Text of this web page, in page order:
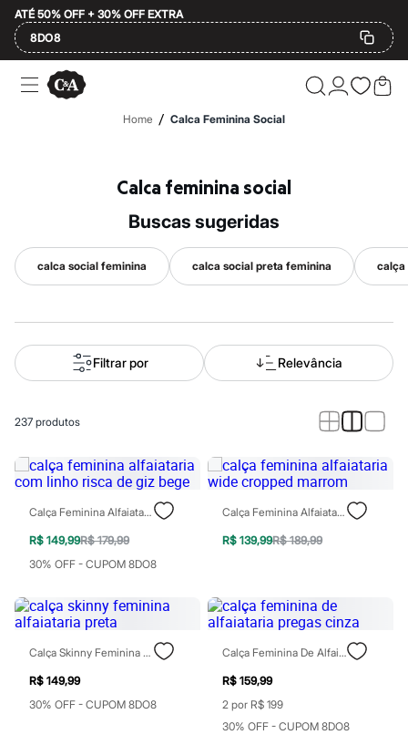
ATÉ 50% OFF + 30% OFF EXTRA
8DO8
Ofertas
Compre por Departamento
Até 60% off
A partir de 60% off
Feminino
Alfaiataria
Novidades
Roupas
Blusas e Camisetas
Casacos e Jaquetas
Macacões
Saias
Shorts e Bermudas
Vestidos
Bolsas
Bonés e Chapéus
Cintos
Óculos
Relógios
Botas
Chinelos
Rasteirinhas
Sandálias
Home / Calca Feminina Social
Calca feminina social
buscas sugeridas
calca social feminina calca social preta feminina calça
Filtrar por Relevância
237 produtos
Calça Feminina Alfaiataria Com Linho Risca De Giz Bege
R$ 149,99R$ 179,99
30% OFF - CUPOM 8DO8
Calça Feminina Alfaiataria Wide Cropped Marrom
R$ 139,99R$ 189,99
Calça Skinny Feminina Alfaiataria Preta
R$ 149,99
30% OFF - CUPOM 8DO8
Calça Feminina De Alfaiataria Pregas Cinza
R$ 159,99
2 por R$ 199
30% OFF - CUPOM 8DO8